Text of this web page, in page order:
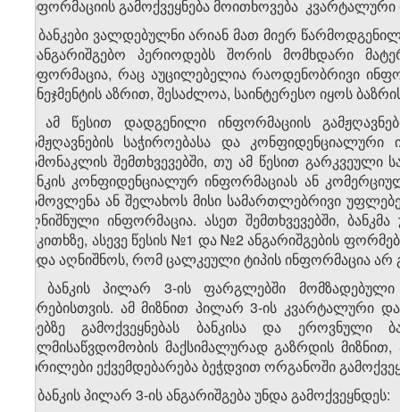
ინფორმაციის გამოქვეყნება მოითხოვება
2. ბანკები ვალდებულნი არიან მათ მიერ
საანგარიშგებო პერიოდებს შორის მომხდარი
ინფორმაცია, რაც აუცილებელია რაოდენობრივი
მენეჯმენტის აზრით, შესაძლოა, საინტერესო იყოს
3. ამ წესით დადგენილი ინფორმაციის
გამჟღავნების საჭიროებასა და
გამონაკლის შემთხვევებში, თუ ამ წესით
ბანკის კონფიდენციალურ ინფორმაციას ან
გამოვლენა ან შელახოს მისი სამართლებრივი
აღნიშნული ინფორმაცია. ასეთ შემთხვევებში,
საკითხზე, ასევე წესის №1 და №2 ანგარიშგების
უნდა აღნიშნოს, რომ ცალკეული ტიპის ინფორმაცია არ
4. ბანკის პილარ 3-ის ფარგლებში მომზადებული
პირებისთვის. ამ მიზნით პილარ 3-ის კვარტალური
ენებზე გამოქვეყნებას ბანკისა და ეროვნული
ხელმისაწვდომობის მაქსიმალურად გაზრდის
ცხრილები ექვემდებარება ბეჭდვით ორგანოში
5. ბანკის პილარ 3-ის ანგარიშგება უნდა გამოქვეყნდეს: